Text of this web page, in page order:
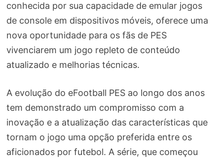
conhecida por sua capacidade de emular jogos
de console em dispositivos móveis, oferece uma
nova oportunidade para os fãs de PES
vivenciarem um jogo repleto de conteúdo
atualizado e melhorias técnicas.
A evolução do eFootball PES ao longo dos anos
tem demonstrado um compromisso com a
inovação e a atualização das características que
tornam o jogo uma opção preferida entre os
aficionados por futebol. A série, que começou